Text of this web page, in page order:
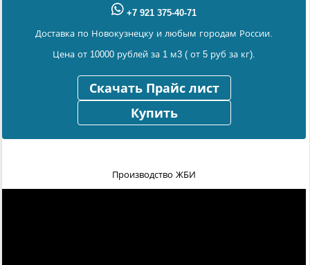
+7 921 375-40-71
Доставка по Новокузнецку и любым городам России.
Цена от 10000 рублей за 1 м3 ( от 5 руб за кг).
Скачать Прайс лист
Купить
Производство ЖБИ